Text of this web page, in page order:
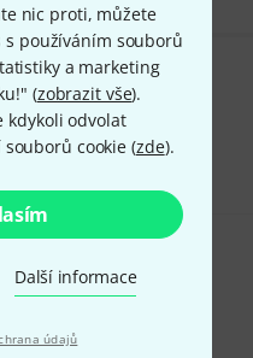
nic proti, můžete
používáním souborů
a marketing
(zobrazit vše).
kdykoli odvolat
cookie (zde).
Další informace
údajů
vidíte?
a zpětná vazba